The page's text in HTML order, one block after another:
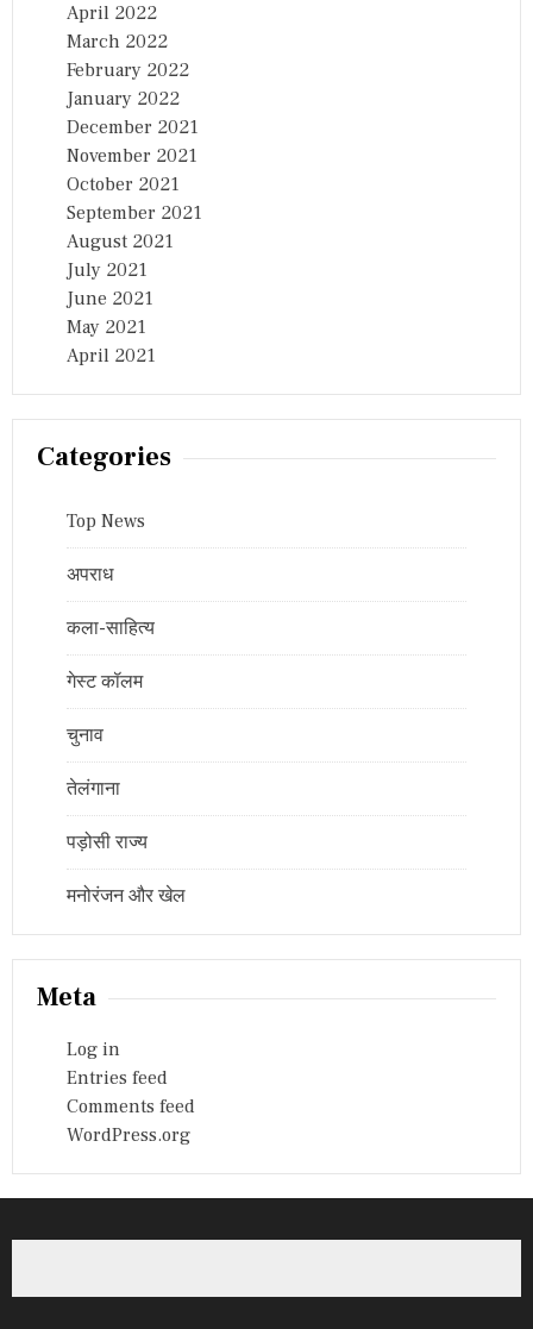
April 2022
March 2022
February 2022
January 2022
December 2021
November 2021
October 2021
September 2021
August 2021
July 2021
June 2021
May 2021
April 2021
Categories
Top News
अपराध
कला-साहित्य
गेस्ट कॉलम
चुनाव
तेलंगाना
पड़ोसी राज्य
मनोरंजन और खेल
Meta
Log in
Entries feed
Comments feed
WordPress.org